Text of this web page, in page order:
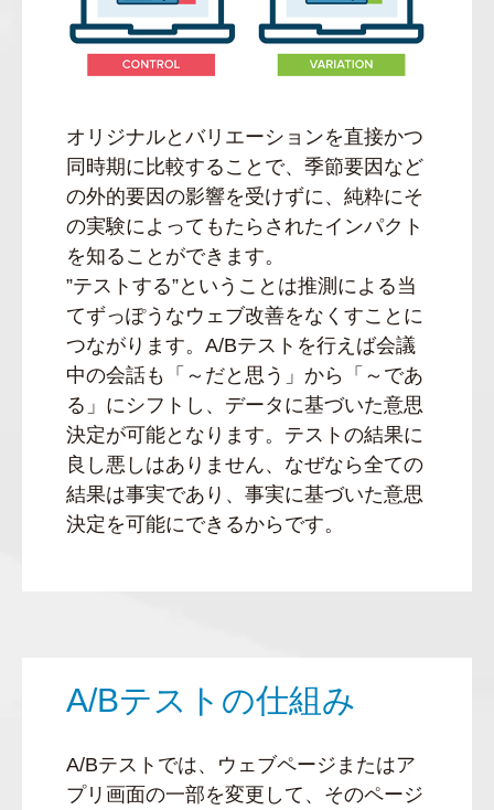
オリジナルとバリエーションを直接かつ
同時期に比較することで、季節要因など
の外的要因の影響を受けずに、純粋にそ
の実験によってもたらされたインパクト
を知ることができます。
”テストする”ということは推測による当
てずっぽうなウェブ改善をなくすことに
つながります。A/Bテストを行えば会議
中の会話も「～だと思う」から「～であ
る」にシフトし、データに基づいた意思
決定が可能となります。テストの結果に
良し悪しはありません、なぜなら全ての
結果は事実であり、事実に基づいた意思
決定を可能にできるからです。
A/Bテストの仕組み
A/Bテストでは、ウェブページまたはア
プリ画面の一部を変更して、そのページ